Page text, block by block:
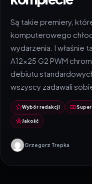
Są takie premiery,
komputerowego
wydarzenia. I właśnie
A12x25 G2 PWM
debiutu
wszyscy zadawali
Wybór redakcji
Jakość
Grzegorz Trepka